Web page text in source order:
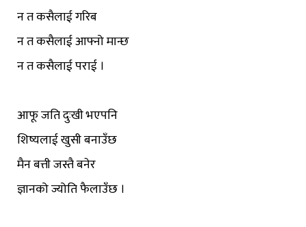
न त कसैलाई गरिब
न त कसैलाई आफ्नो मान्छ
न त कसैलाई पराई ।
आफू जति दुःखी भएपनि
शिष्यलाई खुसी बनाउँछ
मैन बत्ती जस्तै बनेर
ज्ञानको ज्योति फैलाउँछ ।